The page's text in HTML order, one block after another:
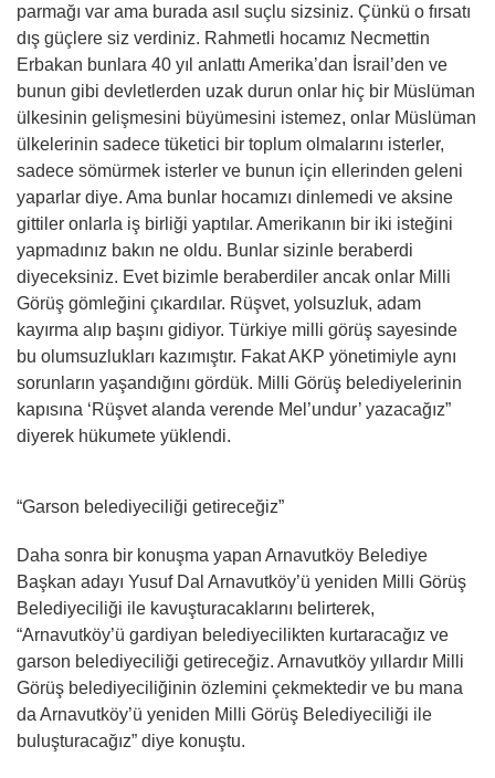
parmağı var ama burada asıl suçlu sizsiniz. Çünkü o fırsatı
dış güçlere siz verdiniz. Rahmetli hocamız Necmettin
Erbakan bunlara 40 yıl anlattı Amerika’dan İsrail’den ve
bunun gibi devletlerden uzak durun onlar hiç bir Müslüman
ülkesinin gelişmesini büyümesini istemez, onlar Müslüman
ülkelerinin sadece tüketici bir toplum olmalarını isterler,
sadece sömürmek isterler ve bunun için ellerinden geleni
yaparlar diye. Ama bunlar hocamızı dinlemedi ve aksine
gittiler onlarla iş birliği yaptılar. Amerikanın bir iki isteğini
yapmadınız bakın ne oldu. Bunlar sizinle beraberdi
diyeceksiniz. Evet bizimle beraberdiler ancak onlar Milli
Görüş gömleğini çıkardılar. Rüşvet, yolsuzluk, adam
kayırma alıp başını gidiyor. Türkiye milli görüş sayesinde
bu olumsuzlukları kazımıştır. Fakat AKP yönetimiyle aynı
sorunların yaşandığını gördük. Milli Görüş belediyelerinin
kapısına ‘Rüşvet alanda verende Mel’undur’ yazacağız”
diyerek hükumete yüklendi.
“Garson belediyeciliği getireceğiz”
Daha sonra bir konuşma yapan Arnavutköy Belediye
Başkan adayı Yusuf Dal Arnavutköy’ü yeniden Milli Görüş
Belediyeciliği ile kavuşturacaklarını belirterek,
“Arnavutköy’ü gardiyan belediyecilikten kurtaracağız ve
garson belediyeciliği getireceğiz. Arnavutköy yıllardır Milli
Görüş belediyeciliğinin özlemini çekmektedir ve bu mana
da Arnavutköy’ü yeniden Milli Görüş Belediyeciliği ile
buluşturacağız” diye konuştu.